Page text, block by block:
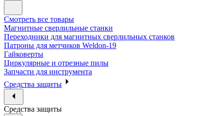
Смотреть все товары
Магнитные сверлильные станки
Переходники для магнитных сверлильных станков
Патроны для метчиков Weldon-19
Гайковерты
Циркулярные и отрезные пилы
Запчасти для инструмента
Средства защиты
Средства защиты